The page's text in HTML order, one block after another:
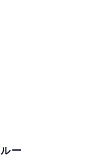
ー